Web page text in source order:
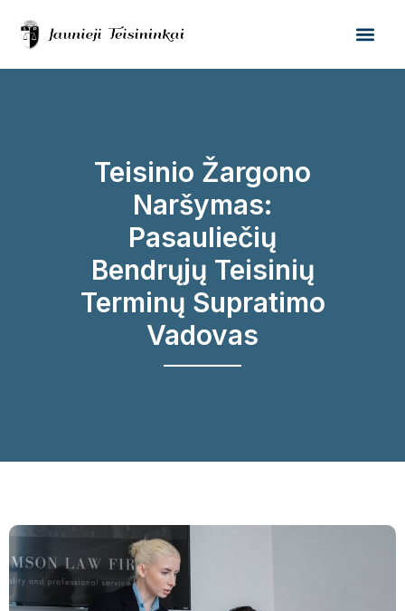
Teisinio Žargono
Naršymas:
Pasauliečių
Bendrųjų Teisinių
Terminų Supratimo
Vadovas